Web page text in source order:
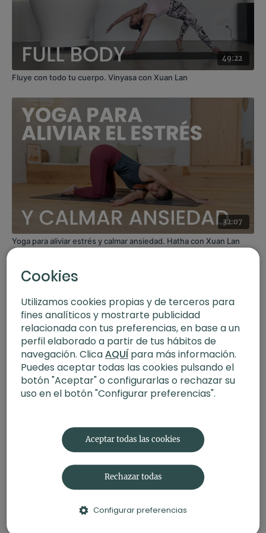
Motivarse. Hatha flow con
49:22
Fluye con todo tu cuerpo. Vinyasa con Xuan Lan
32:07
Yoga para aliviar estrés y calmar ansiedad. Hatha con Xuan Lan
23:12
Cookies
Utilizamos cookies propias y de terceros para
fines analíticos y mostrarte publicidad
relacionada con tus preferencias, en base a un
perfil elaborado a partir de tus hábitos de
navegación. ClicaAQUÍpara más información.
Puedes aceptar todas las cookies pulsando el
botón "Aceptar" o configurarlas o rechazar su
uso en el botón "Configurar preferencias".
Aceptar todas las cookies
Rechazar todas
Configurar preferencias